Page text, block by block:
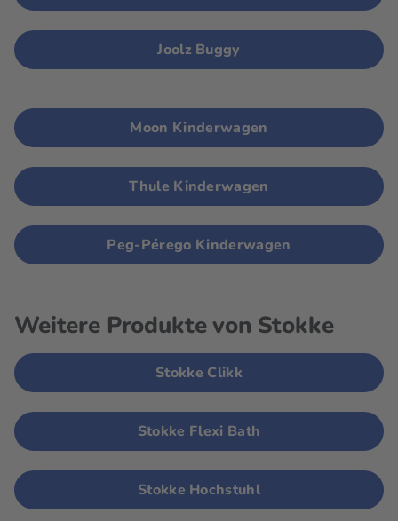
Joolz Buggy
Moon Kinderwagen
Thule Kinderwagen
Peg-Pérego Kinderwagen
Weitere Produkte von Stokke
Stokke Clikk
Stokke Flexi Bath
Stokke Hochstuhl